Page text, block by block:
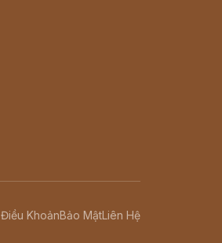
Điều KhoảnBảo MậtLiên Hệ